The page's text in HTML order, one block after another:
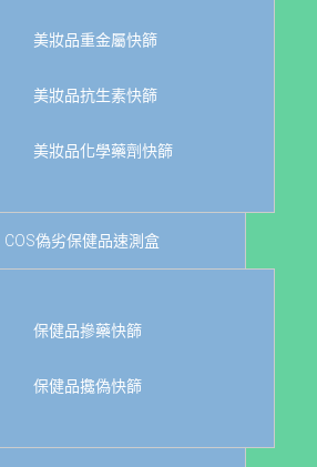
美妝品重金屬快篩
美妝品抗生素快篩
美妝品化學藥劑快篩
COS偽劣保健品速測盒
保健品摻藥快篩
保健品攙偽快篩